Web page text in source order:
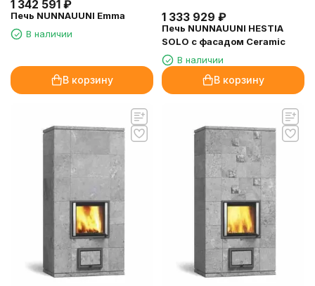
1 342 591 ₽
Печь NUNNAUUNI Emma
В наличии
В корзину
1 333 929 ₽
Печь NUNNAUUNI HESTIA
SOLO с фасадом Ceramic
В наличии
В корзину